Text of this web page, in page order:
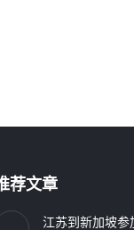
荐文章
江苏到新加坡参